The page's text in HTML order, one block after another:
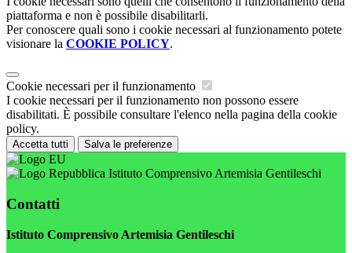
piattaforma e non è possibile disabilitarli.
Per conoscere quali sono i cookie necessari al funzionamento potete
visionare la COOKIE POLICY.
Cookie necessari per il funzionamento
I cookie necessari per il funzionamento non possono essere
disabilitati. È possibile consultare l'elenco nella pagina della cookie
policy.
Accetta tutti Salva le preferenze
Istituto Comprensivo Artemisia Gentileschi
Contatti
Istituto Comprensivo Artemisia Gentileschi